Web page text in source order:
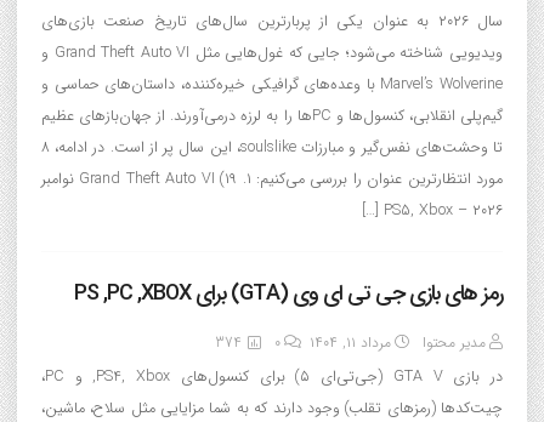
سال ۲۰۲۶ به عنوان یکی از پربارترین سال‌های تاریخ صنعت بازی‌های
ویدیویی شناخته می‌شود؛ جایی که غول‌هایی مثل Grand Theft Auto VI و
Marvel’s Wolverine با وعده‌های گرافیکی خیره‌کننده، داستان‌های حماسی و
گیم‌پلی انقلابی، کنسول‌ها و PCها را به لرزه درمی‌آورند. از جهان‌بازهای عظیم
تا وحشت‌های نفس‌گیر و مبارزات soulslike، این سال پر از است. در ادامه، ۸
مورد انتظارترین عنوان را بررسی می‌کنیم: ۱. Grand Theft Auto VI (۱۹ نوامبر
۲۰۲۶ – PS5, Xbox […]
رمز های بازی جی تی ای وی (GTA) برای PS ,PC ,XBOX
مدیر محتوا مرداد ۱۱, ۱۴۰۴ 0
374
در بازی GTA V (جی‌تی‌ای ۵) برای کنسول‌های PS4, Xbox, و PC،
چیت‌کدها (رمزهای تقلب) وجود دارند که به شما مزایایی مثل سلاح، ماشین،